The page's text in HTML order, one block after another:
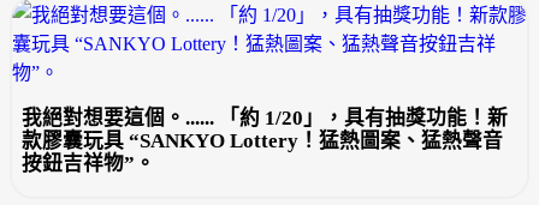
我絕對想要這個。...... 「約 1/20」，具有抽獎功能！新
款膠囊玩具 “SANKYO Lottery！猛熱圖案、猛熱聲音
按鈕吉祥物”。